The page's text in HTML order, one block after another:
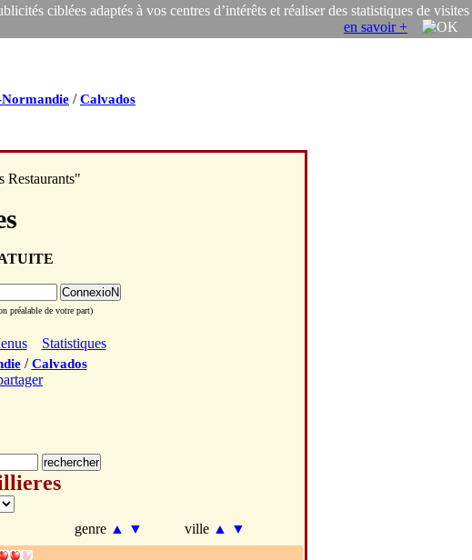
ciblées adaptés à vos centres d’intérêts et réaliser des statistiques de visites
en savoir +
Normandie /Calvados
Restaurants"
préalable de votre part)
Statistiques
/Calvados
genre ▲ ▼ ville ▲
▼